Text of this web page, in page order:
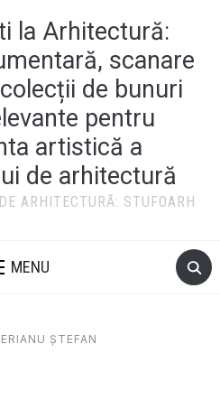
la Arhitectură:
scanare
de bunuri
pentru
artistică a
de arhitectură
ARHITECTURĂ: STUFOARH
MENU
ȘTEFAN